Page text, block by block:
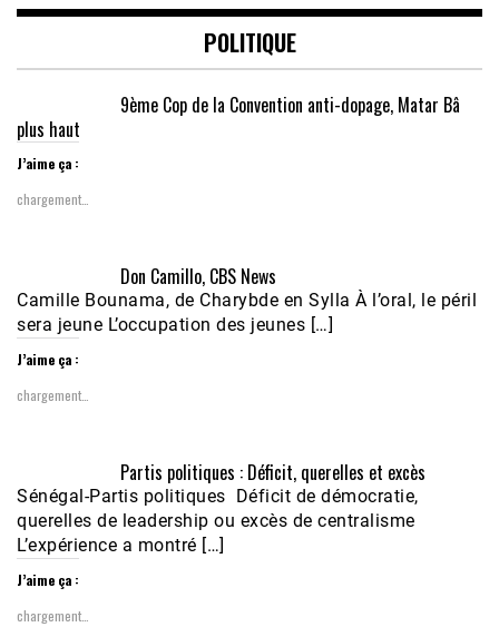
POLITIQUE
9ème Cop de la Convention anti-dopage, Matar Bâ
plus haut
J’aime ça :
chargement…
Don Camillo, CBS News
Camille Bounama, de Charybde en Sylla À l’oral, le péril
sera jeune L’occupation des jeunes […]
J’aime ça :
chargement…
Partis politiques : Déficit, querelles et excès
Sénégal-Partis politiques Déficit de démocratie,
querelles de leadership ou excès de centralisme
L’expérience a montré […]
J’aime ça :
chargement…